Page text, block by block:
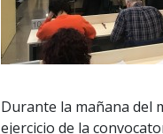
Durante la mañana del
ejercicio de la